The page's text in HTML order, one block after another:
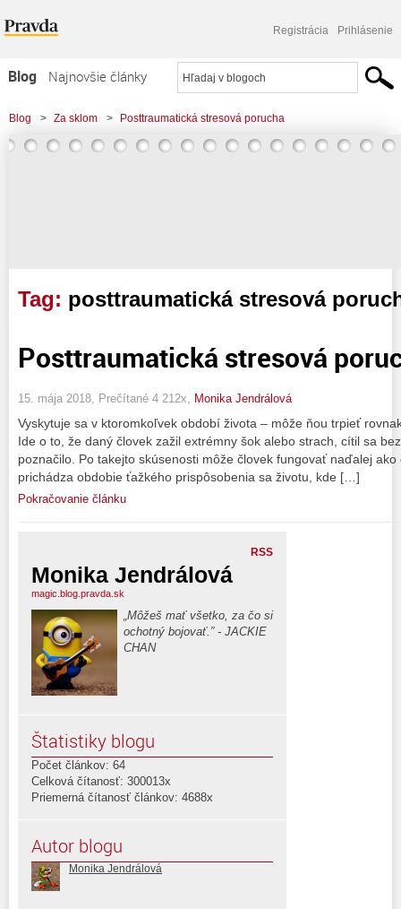
Registrácia Prihlásenie
Blog
Najnovšie články
Najčítanejšie články
Najkomentovanejšie články
Blog > Za sklom > Posttraumatická stresová porucha
Tag: posttraumatická stresová
Posttraumatická stresová
15. mája 2018, Prečítané 4 212x, Monika Jendrálová
Vyskytuje sa v ktoromkoľvek období života – môže ňou trpieť
Ide o to, že daný človek zažil extrémny šok alebo strach, cítil sa
poznačilo. Po takejto skúsenosti môže človek fungovať naďalej
prichádza obdobie ťažkého prispôsobenia sa životu, kde […]
Pokračovanie článku
RSS
Monika Jendrálová
magic.blog.pravda.sk
„Môžeš mať všetko, za čo si
ochotný bojovať.” - JACKIE
CHAN
Štatistiky blogu
Počet článkov: 64
Celková čítanosť: 300013x
Priemerná čítanosť článkov: 4688x
Autor blogu
Monika Jendrálová